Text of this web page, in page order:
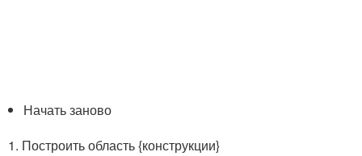
Начать заново
1. Построить область {конструкции}